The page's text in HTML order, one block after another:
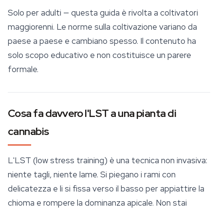
Solo per adulti — questa guida è rivolta a coltivatori
maggiorenni. Le norme sulla coltivazione variano da
paese a paese e cambiano spesso. Il contenuto ha
solo scopo educativo e non costituisce un parere
formale.
Cosa fa davvero l'LST a una pianta di
cannabis
L'LST (low stress training) è una tecnica non invasiva:
niente tagli, niente lame. Si piegano i rami con
delicatezza e li si fissa verso il basso per appiattire la
chioma e rompere la dominanza apicale. Non stai